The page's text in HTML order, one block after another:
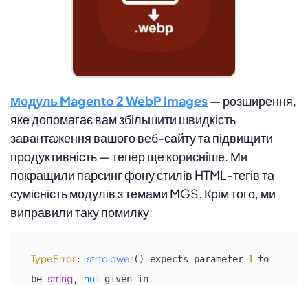
Модуль Magento 2 WebP Images— розширення,
яке допомагає вам збільшити швидкість
завантаження вашого веб-сайту та підвищити
продуктивність — тепер ще корисніше. Ми
покращили парсинг фону стилів HTML-тегів та
сумісність модулів з темами MGS. Крім того, ми
виправили таку помилку:
TypeError: strtolower() expects parameter 1 to
be string, null given in